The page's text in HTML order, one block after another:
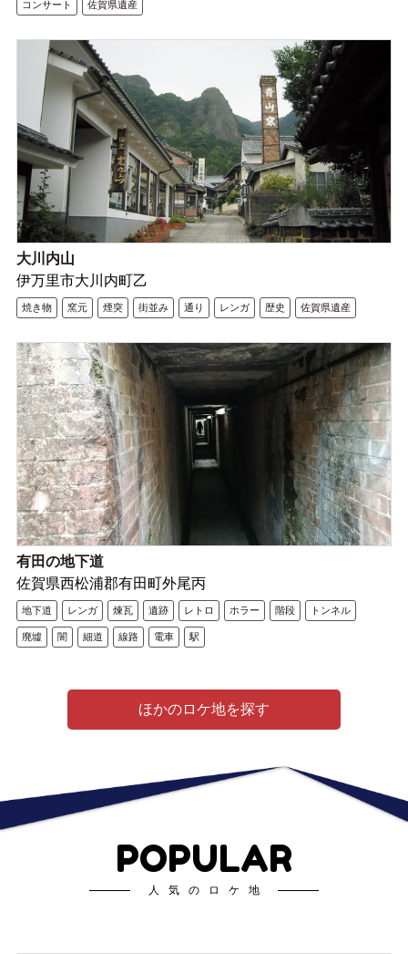
コンサート 佐賀県遺産
大川内山
伊万里市大川内町乙
焼き物 窯元 煙突 街並み 通り レンガ 歴史 佐賀県遺産
有田の地下道
佐賀県西松浦郡有田町外尾丙
地下道 レンガ 煉瓦 遺跡 レトロ ホラー 階段 トンネル
廃墟 闇 細道 線路 電車 駅
ほかのロケ地を探す
POPULAR
人気のロケ地